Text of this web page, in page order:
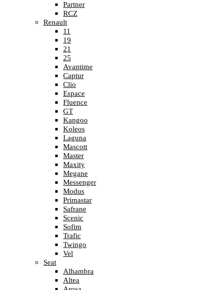
Partner
RCZ
Renault
11
19
21
25
Avantime
Captur
Clio
Espace
Fluence
GT
Kangoo
Koleos
Laguna
Mascott
Master
Maxity
Megane
Messenger
Modus
Primastar
Safrane
Scenic
Sofim
Trafic
Twingo
Vel
Seat
Alhambra
Altea